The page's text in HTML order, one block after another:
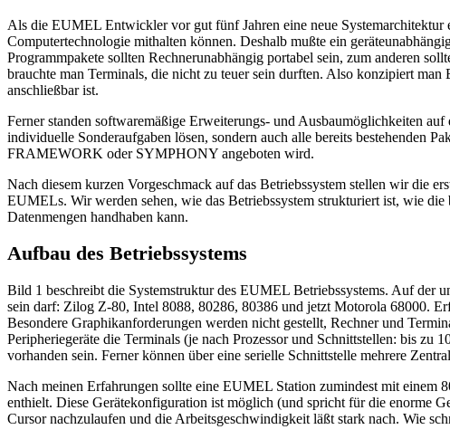
Als die EUMEL Entwickler vor gut fünf Jahren eine neue
Computertechnologie mithalten können. Deshalb mußte ein
Programmpakete sollten Rechnerunabhängig portabel sein, zum anderen
brauchte man Terminals, die nicht zu teuer sein durften. Also konzipiert
anschließbar ist.
Ferner standen softwaremäßige Erweiterungs- und Ausbaumöglichkeiten
individuelle Sonderaufgaben lösen, sondern auch alle bereits bestehenden
FRAMEWORK oder SYMPHONY angeboten wird.
Nach diesem kurzen Vorgeschmack auf das Betriebssystem stellen wir die
EUMELs. Wir werden sehen, wie das Betriebssystem strukturiert ist, wie
Datenmengen handhaben kann.
Aufbau des Betriebssystems
Bild 1 beschreibt die Systemstruktur des EUMEL Betriebssystems. Auf der
sein darf: Zilog Z-80, Intel 8088, 80286, 80386 und jetzt Motorola 68000.
Besondere Graphikanforderungen werden nicht gestellt, Rechner und
Peripheriegeräte die Terminals (je nach Prozessor und Schnittstellen: bis
vorhanden sein. Ferner können über eine serielle Schnittstelle mehrere
Nach meinen Erfahrungen sollte eine EUMEL Station zumindest mit einem
enthielt. Diese Gerätekonfiguration ist möglich (und spricht für die enorme
Cursor nachzulaufen und die Arbeitsgeschwindigkeit läßt stark nach. Wie